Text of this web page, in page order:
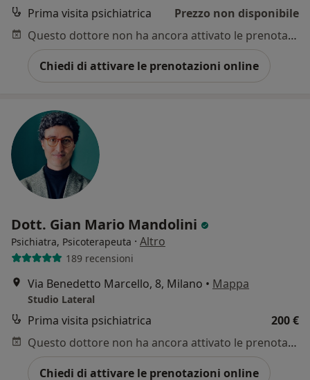
Prima visita psichiatrica
Prezzo non disponibile
Questo dottore non ha ancora attivato le prenotazioni online presso questo indirizzo.
Chiedi di attivare le prenotazioni online
Dott. Gian Mario Mandolini
Psichiatra, Psicoterapeuta · Altro
189 recensioni
Via Benedetto Marcello, 8, Milano • Mappa
Studio Lateral
Prima visita psichiatrica
200 €
Questo dottore non ha ancora attivato le prenotazioni online presso questo indirizzo.
Chiedi di attivare le prenotazioni online